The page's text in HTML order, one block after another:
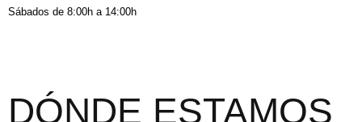
Sábados de 8:00h a 14:00h
DÓNDE ESTAMOS